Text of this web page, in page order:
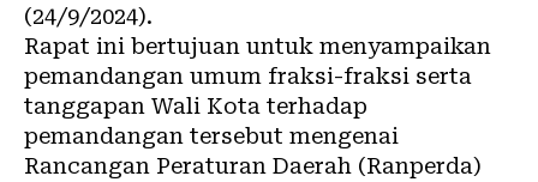
(24/9/2024).
Rapat ini bertujuan untuk menyampaikan
pemandangan umum fraksi-fraksi serta
tanggapan Wali Kota terhadap
pemandangan tersebut mengenai
Rancangan Peraturan Daerah (Ranperda)